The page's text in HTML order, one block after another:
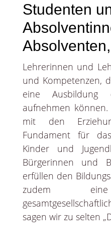
Studenten
Absolventen,
Lehrerinnen und
und Kompetenzen,
eine
aufnehmen
mit den
Fundament für
Kinder und
Bürgerinnen und
erfüllen den
zudem eine
sagen wir zu selten